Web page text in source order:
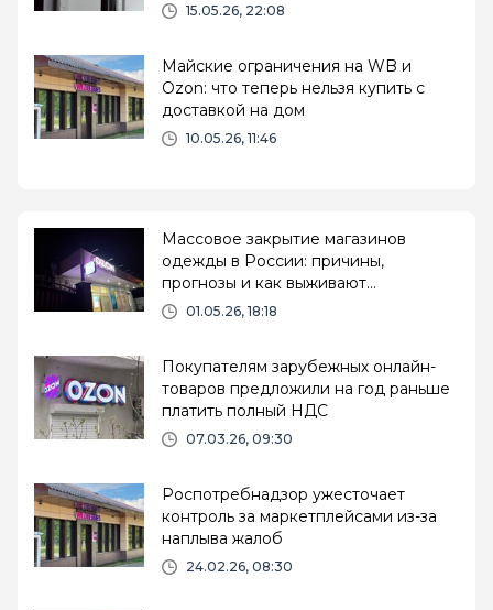
15.05.26, 22:08
Майские ограничения на WB и
Ozon: что теперь нельзя купить с
доставкой на дом
10.05.26, 11:46
Массовое закрытие магазинов
одежды в России: причины,
прогнозы и как выживают
маркетплейсы
01.05.26, 18:18
Покупателям зарубежных онлайн-
товаров предложили на год раньше
платить полный НДС
07.03.26, 09:30
Роспотребнадзор ужесточает
контроль за маркетплейсами из-за
наплыва жалоб
24.02.26, 08:30